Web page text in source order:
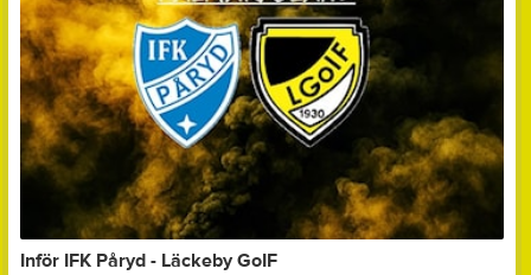
Inför IFK Påryd - Läckeby GoIF